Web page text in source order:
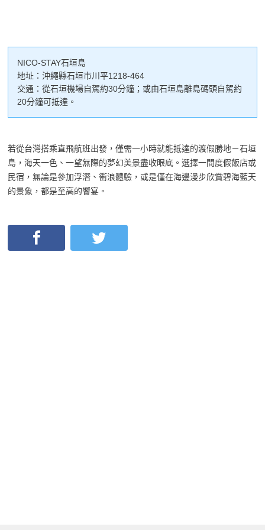
NICO-STAY石垣島
地址：沖繩縣石垣市川平1218-464
交通：從石垣機場自駕約30分鐘；或由石垣島離島碼頭自駕約
20分鐘可抵達。
若從台灣搭乘直飛航班出發，僅需一小時就能抵達的渡假勝地－石垣
島，海天一色、一望無際的夢幻美景盡收眼底。選擇一間度假飯店或
民宿，無論是參加浮潛、衝浪體驗，或是僅在海邊漫步欣賞碧海藍天
的景象，都是至高的饗宴。